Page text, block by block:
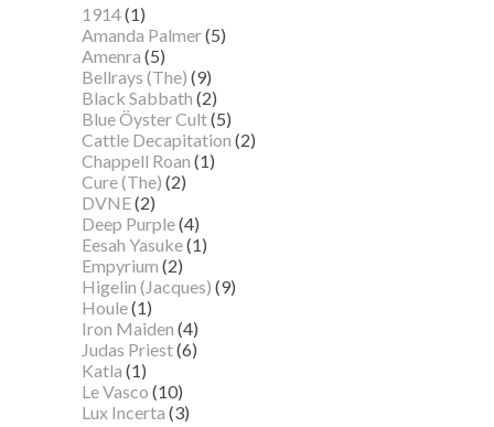
1914(1)
Amanda Palmer(5)
Amenra (5)
Bellrays (The) (9)
Black Sabbath (2)
Blue Öyster Cult(5)
Cattle Decapitation (2)
Chappell Roan (1)
Cure (The) (2)
DVNE(2)
Deep Purple(4)
Eesah Yasuke(1)
Empyrium (2)
Higelin (Jacques) (9)
Houle(1)
Iron Maiden (4)
Judas Priest(6)
Katla (1)
Le Vasco (10)
Lux Incerta (3)